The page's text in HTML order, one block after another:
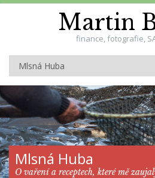
Martin
finance, fotografie,
Mlsná Huba
O vaření a receptech, které mě